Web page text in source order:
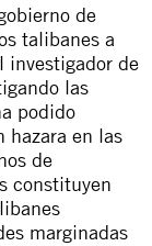
de
talibanes a
investigador de
las
podido
hazara en las
de
constituyen
marginadas